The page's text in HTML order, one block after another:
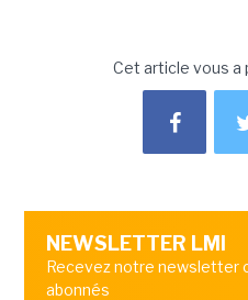
Cet article vous a
NEWSLETTER LMI
Recevez notre newsletter
abonnés